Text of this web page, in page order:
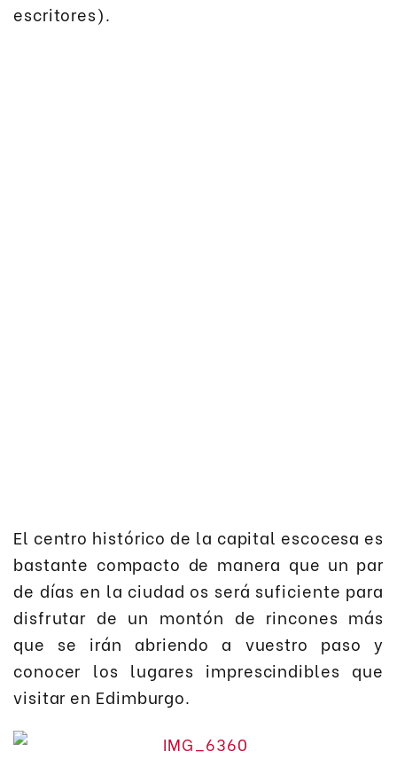
escritores).
El centro histórico de la capital escocesa es
bastante compacto de manera que un par
de días en la ciudad os será suficiente para
disfrutar de un montón de rincones más
que se irán abriendo a vuestro paso y
conocer los lugares imprescindibles que
visitar en Edimburgo.